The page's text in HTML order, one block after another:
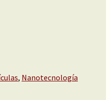
, Nanotecnología